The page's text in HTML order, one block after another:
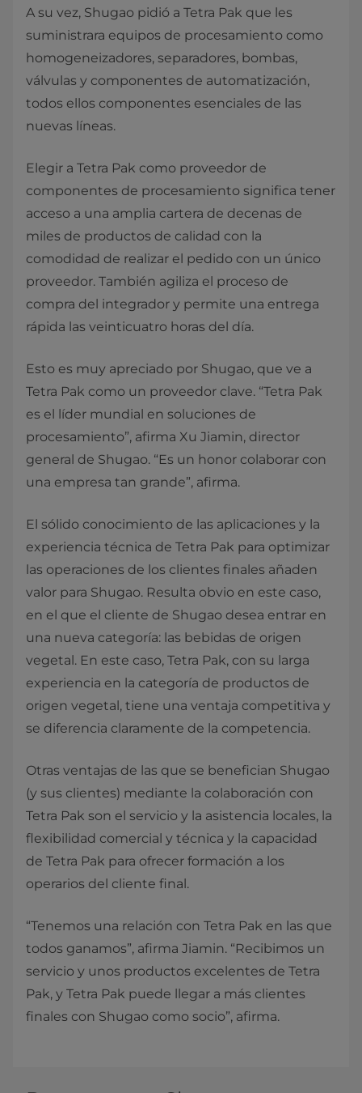
A su vez, Shugao pidió a Tetra Pak que les
suministrara equipos de procesamiento como
homogeneizadores, separadores, bombas,
válvulas y componentes de automatización,
todos ellos componentes esenciales de las
nuevas líneas.
Elegir a Tetra Pak como proveedor de
componentes de procesamiento significa tener
acceso a una amplia cartera de decenas de
miles de productos de calidad con la
comodidad de realizar el pedido con un único
proveedor. También agiliza el proceso de
compra del integrador y permite una entrega
rápida las veinticuatro horas del día.
Esto es muy apreciado por Shugao, que ve a
Tetra Pak como un proveedor clave. “Tetra Pak
es el líder mundial en soluciones de
procesamiento”, afirma Xu Jiamin, director
general de Shugao. “Es un honor colaborar con
una empresa tan grande”, afirma.
El sólido conocimiento de las aplicaciones y la
experiencia técnica de Tetra Pak para optimizar
las operaciones de los clientes finales añaden
valor para Shugao. Resulta obvio en este caso,
en el que el cliente de Shugao desea entrar en
una nueva categoría: las bebidas de origen
vegetal. En este caso, Tetra Pak, con su larga
experiencia en la categoría de productos de
origen vegetal, tiene una ventaja competitiva y
se diferencia claramente de la competencia.
Otras ventajas de las que se benefician Shugao
(y sus clientes) mediante la colaboración con
Tetra Pak son el servicio y la asistencia locales, la
flexibilidad comercial y técnica y la capacidad
de Tetra Pak para ofrecer formación a los
operarios del cliente final.
“Tenemos una relación con Tetra Pak en las que
todos ganamos”, afirma Jiamin. “Recibimos un
servicio y unos productos excelentes de Tetra
Pak, y Tetra Pak puede llegar a más clientes
finales con Shugao como socio”, afirma.